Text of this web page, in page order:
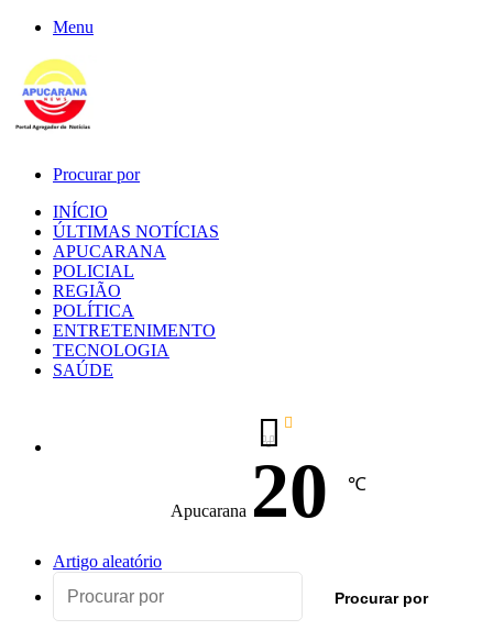
Menu
Procurar por
INÍCIO
ÚLTIMAS NOTÍCIAS
APUCARANA
POLICIAL
REGIÃO
POLÍTICA
ENTRETENIMENTO
TECNOLOGIA
SAÚDE
Apucarana 20 ℃
Artigo aleatório
Procurar por